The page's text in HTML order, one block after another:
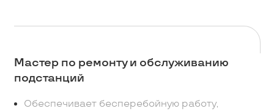
Мастер по ремонту и обслуживанию
подстанций
Обеспечивает бесперебойную работу,